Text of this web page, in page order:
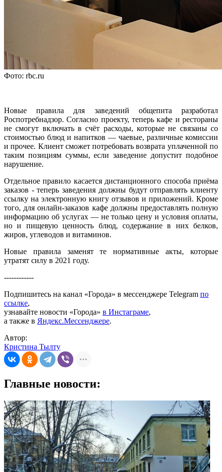
Фото: rbc.ru
Новые правила для заведений общепита разработал
Роспотребнадзор. Согласно проекту, теперь кафе и рестораны
не смогут включать в счёт расходы, которые не связаны со
стоимостью блюд и напитков — чаевые, различные комиссии
и прочее. Клиент сможет потребовать возврата уплаченной по
таким позициям суммы, если заведение допустит подобное
нарушение.
Отдельное правило касается дистанционного способа приёма
заказов - теперь заведения должны будут отправлять клиенту
ссылку на электронную книгу отзывов и приложений. Кроме
того, для онлайн-заказов кафе должны предоставлять полную
информацию об услугах — не только цену и условия оплаты,
но и пищевую ценность блюд, содержание в них белков,
жиров, углеводов и витаминов.
Новые правила заменят те нормативные акты, которые
утратят силу в 2021 году.
------------
Подпишитесь на канал «Города» в мессенджере Telegram по
ссылке,
узнавайте новости «Города» в Инстаграме,
а также в Яндекс.Мессенджере.
Автор:
Кристина Тылту
Главные новости: